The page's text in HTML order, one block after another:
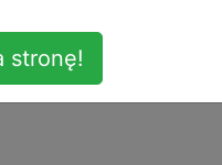
problemu z małą
stronę!